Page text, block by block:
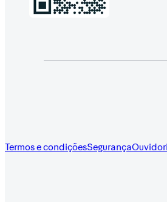
Termos e condiçõesSegurança